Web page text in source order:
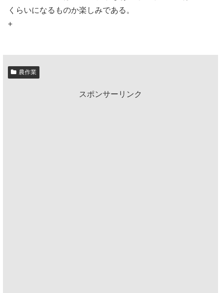
くらいになるものか楽しみである。
+
農作業
スポンサーリンク